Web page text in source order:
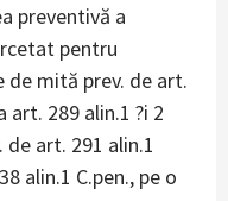
preventivă a
pentru
de mită prev. de art.
art. 289 alin.1 ?i 2
art. 291 alin.1
alin.1 C.pen., pe o